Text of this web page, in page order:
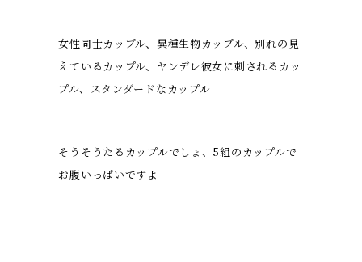
女性同士カップル、異種生物カップル、別れの見
えているカップル、ヤンデレ彼女に刺されるカッ
プル、スタンダードなカップル
そうそうたるカップルでしょ、5組のカップルで
お腹いっぱいですよ